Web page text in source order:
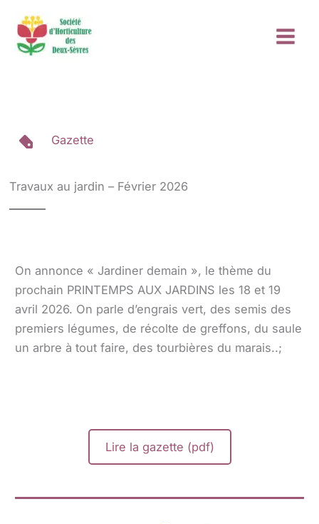
contenu
Gazette
Travaux au jardin – Février 2026
On annonce « Jardiner demain », le thème du
prochain PRINTEMPS AUX JARDINS les 18 et 19
avril 2026. On parle d’engrais vert, des semis des
premiers légumes, de récolte de greffons, du saule
un arbre à tout faire, des tourbières du marais..;
Lire la gazette (pdf)